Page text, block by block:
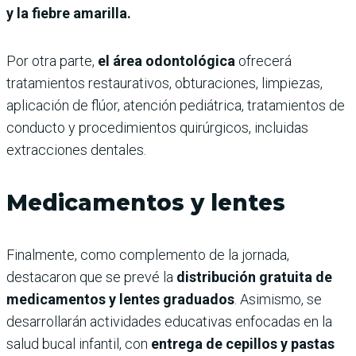
y la fiebre amarilla.
Por otra parte, el área odontológica ofrecerá
tratamientos restaurativos, obturaciones, limpiezas,
aplicación de flúor, atención pediátrica, tratamientos de
conducto y procedimientos quirúrgicos, incluidas
extracciones dentales.
Medicamentos y lentes
Finalmente, como complemento de la jornada,
destacaron que se prevé la distribución gratuita de
medicamentos y lentes graduados . Asimismo, se
desarrollarán actividades educativas enfocadas en la
salud bucal infantil, con entrega de cepillos y pastas